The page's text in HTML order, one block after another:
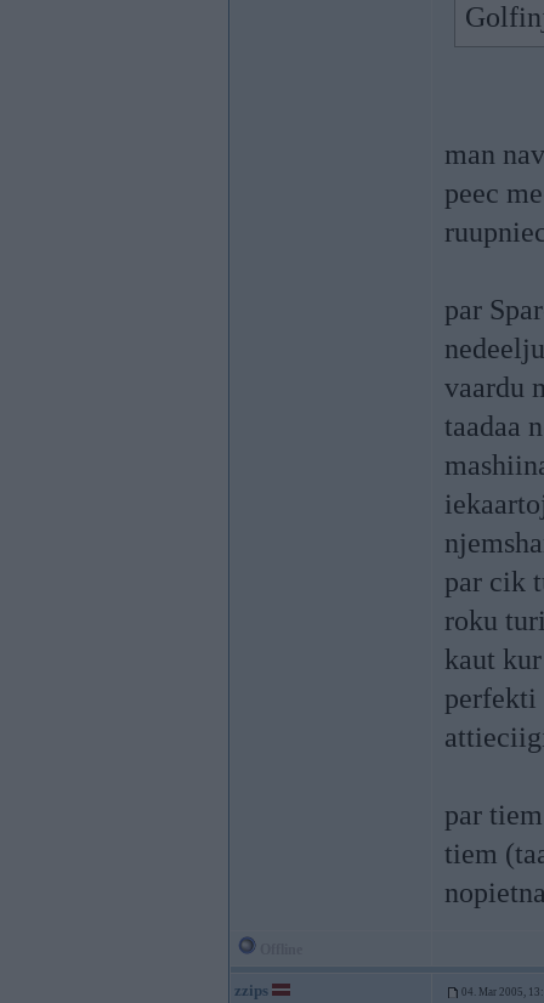
man
peec
par
vaardu
taadaa
par cik
roku
kaut
perfekti
par
tiem
zzips 04. Mar 2005,